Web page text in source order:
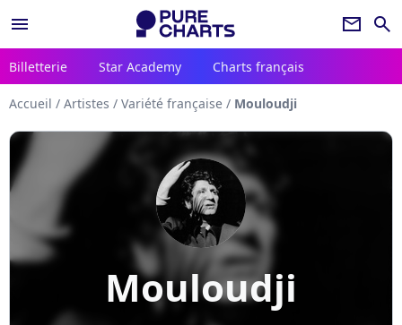
menu newsletter search
Billetterie Star Academy Charts français
Accueil / Artistes / Variété française / Mouloudji
Mouloudji